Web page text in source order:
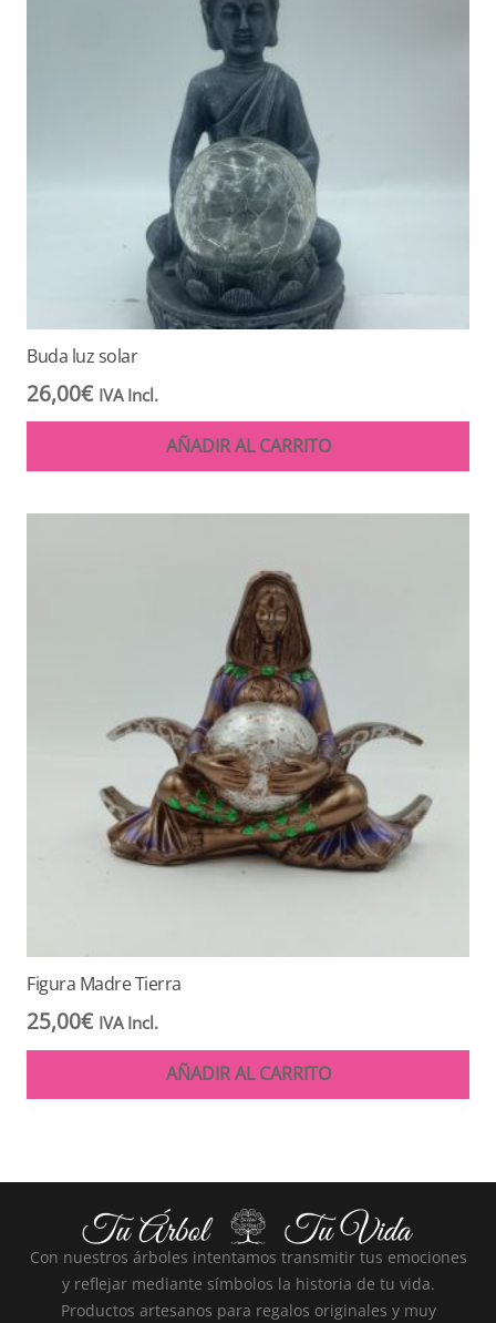
Buda luz solar
26,00€ IVA Incl.
AÑADIR AL CARRITO
Figura Madre Tierra
25,00€ IVA Incl.
AÑADIR AL CARRITO
Con nuestros árboles intentamos transmitir tus emociones
y reflejar mediante símbolos la historia de tu vida.
Productos artesanos para regalos originales y muy